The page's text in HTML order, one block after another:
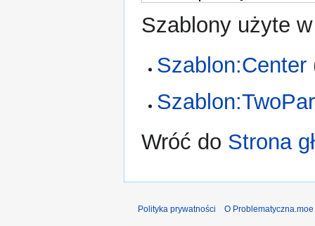
Szablony użyte
Szablon:Center
Wróć do Strona
Polityka prywatności O Problematyczna.moe